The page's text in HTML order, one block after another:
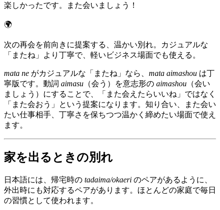
楽しかったです。また会いましょう！
🌍
次の再会を前向きに提案する、温かい別れ。カジュアルな
「またね」より丁寧で、軽いビジネス場面でも使える。
mata ne がカジュアルな「またね」なら、 mata aimashou は丁
寧版です。動詞 aimasu （会う）を意志形の aimashou （会い
ましょう）にすることで、「また会えたらいいね」ではなく
「また会おう」という提案になります。知り合い、また会い
たい仕事相手、丁寧さを保ちつつ温かく締めたい場面で使え
ます。
家を出るときの別れ
日本語には、帰宅時の tadaima/okaeri のペアがあるように、
外出時にも対応するペアがあります。ほとんどの家庭で毎日
の習慣として使われます。